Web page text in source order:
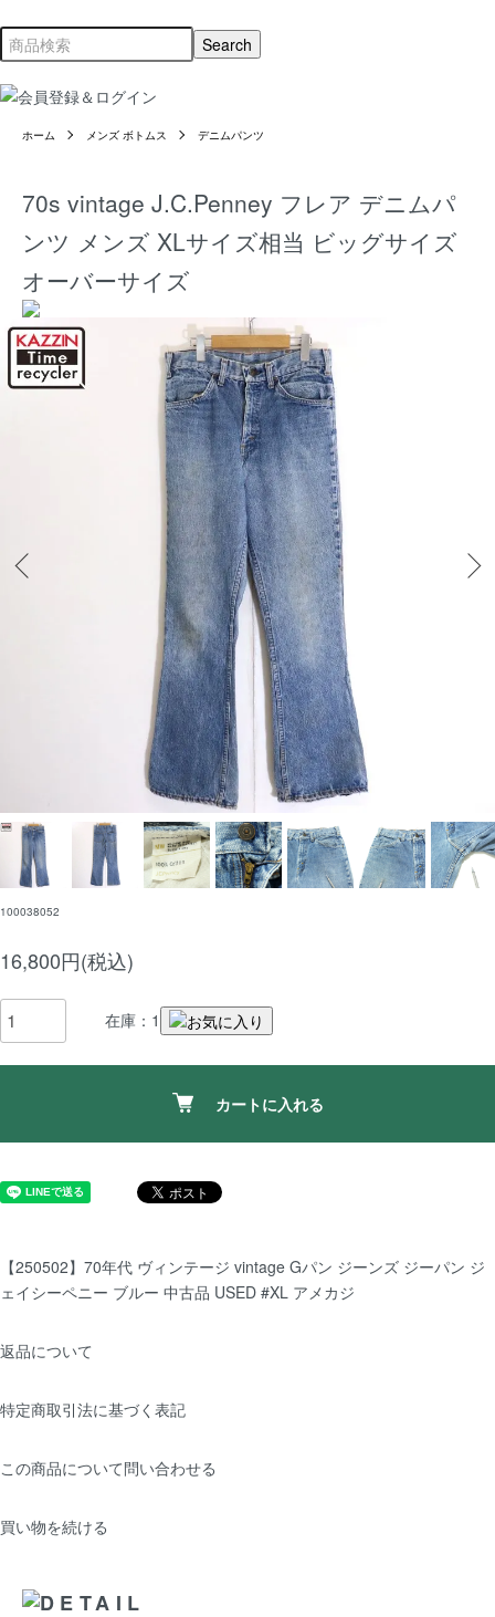
ホーム メンズ ボトムス デニムパンツ
70s vintage J.C.Penney フレア デニムパ
ンツ メンズ XLサイズ相当 ビッグサイズ
オーバーサイズ
100038052
16,800円(税込)
在庫：1
カートに入れる
【250502】70年代 ヴィンテージ vintage Gパン ジーンズ ジーパン ジ
ェイシーペニー ブルー 中古品 USED #XL アメカジ
返品について
特定商取引法に基づく表記
この商品について問い合わせる
買い物を続ける